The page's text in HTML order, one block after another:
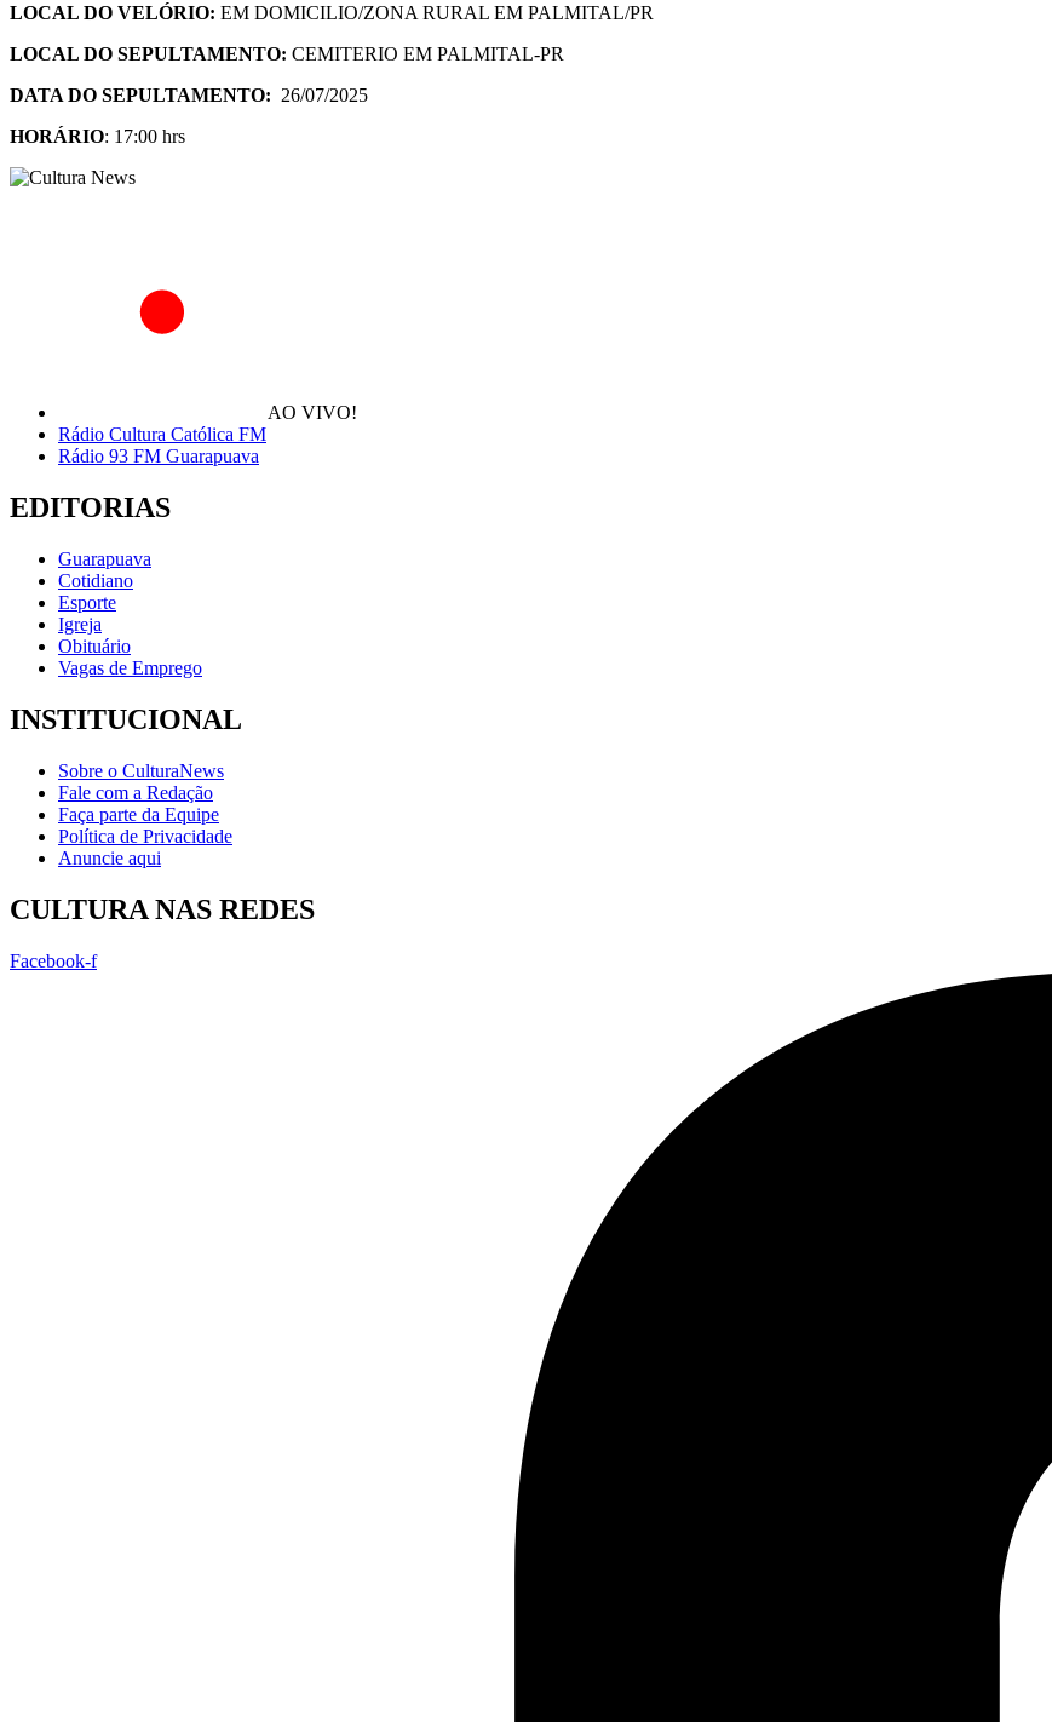
LOCAL DO VELÓRIO: EM DOMICILIO/ZONA RURAL EM PALMITAL/PR
LOCAL DO SEPULTAMENTO: CEMITERIO EM PALMITAL-PR
DATA DO SEPULTAMENTO: 26/07/2025
HORÁRIO: 17:00 hrs
AO VIVO!
Rádio Cultura Católica FM
Rádio 93 FM Guarapuava
EDITORIAS
Guarapuava
Cotidiano
Esporte
Igreja
Obituário
Vagas de Emprego
INSTITUCIONAL
Sobre o CulturaNews
Fale com a Redação
Faça parte da Equipe
Política de Privacidade
Anuncie aqui
CULTURA NAS REDES
Facebook-f